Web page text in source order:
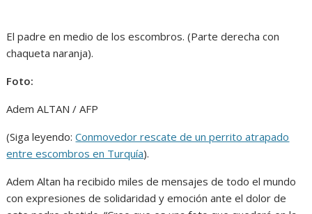
El padre en medio de los escombros. (Parte derecha con
chaqueta naranja).
Foto:
Adem ALTAN / AFP
(Siga leyendo:Conmovedor rescate de un perrito atrapado
entre escombros en Turquía).
Adem Altan ha recibido miles de mensajes de todo el mundo
con expresiones de solidaridad y emoción ante el dolor de